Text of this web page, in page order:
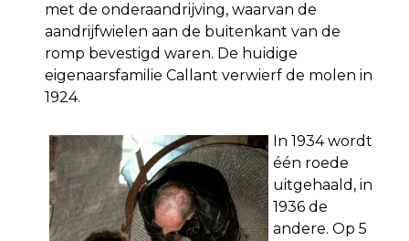
met de onderaandrijving, waarvan de
aandrijfwielen aan de buitenkant van de
romp bevestigd waren. De huidige
eigenaarsfamilie Callant verwierf de molen in
1924.
In 1934 wordt
één roede
uitgehaald, in
1936 de
andere. Op 5